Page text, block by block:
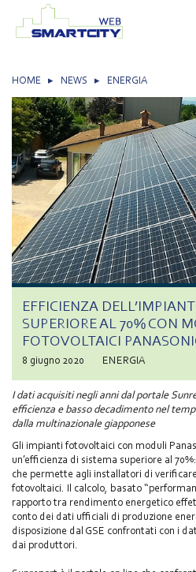
HOME ▸ NEWS ▸ ENERGIA
EFFICIENZA
SUPERIORE AL 70% CON
FOTOVOLTAICI
8 giugno 2020 ENERGIA
I dati acquisiti negli anni dal portale
efficienza e basso decadimento nel
dalla multinazionale giapponese
Gli impianti fotovoltaici con moduli
un’efficienza di sistema superiore al
che permette agli installatori di
fotovoltaici. Il calcolo, basato
rapporto tra rendimento energetico
conto dei dati ufficiali di produzione
disposizione dal GSE confrontati con i
dai produttori.